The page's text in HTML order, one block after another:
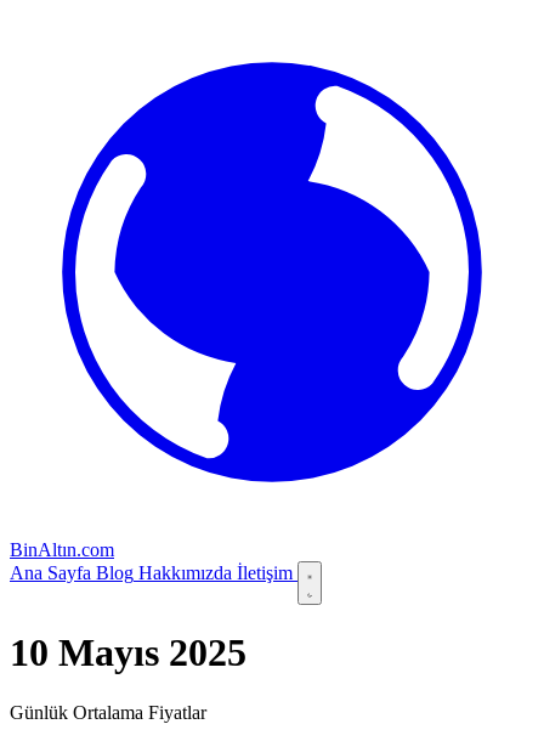
BinAltın.com
Ana Sayfa Blog Hakkımızda İletişim
10 Mayıs 2025
Günlük Ortalama Fiyatlar